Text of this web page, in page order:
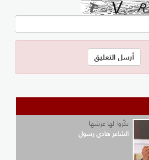
نكِّروا لها عرشها
الشاعر هادي رسول